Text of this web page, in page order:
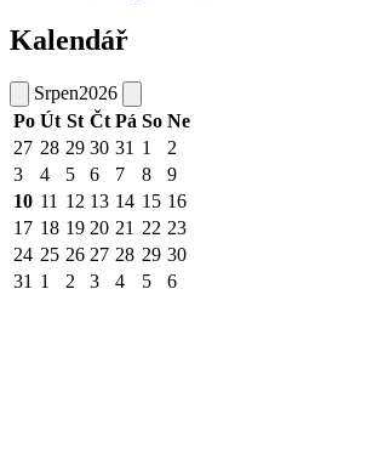
Kalendář
Srpen2026
Po Út St Čt Pá So Ne
27 28 29 30 31 1
2
3
4 5 6 7 8
9
10 11 12 13 14 15 16
17 18 19 20 21 22 23
24 25 26 27 28 29 30
31 1 2 3 4 5 6